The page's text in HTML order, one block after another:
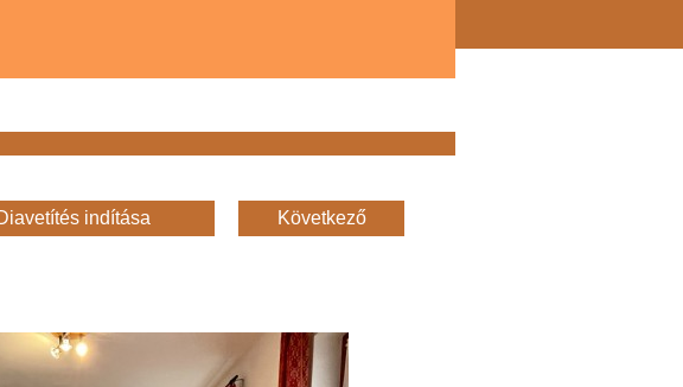
indítása Következő